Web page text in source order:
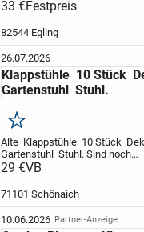
Farbe Mokkabraun. Die Stühle
jahrzehnte in kühlem Schuppen,
teils deutliche Kratzer und
Umzug...
33 €Festpreis
82544 Egling
26.07.2026
Klappstühle 10 Stück
Gartenstuhl Stuhl.
Merken
Alte Klappstühle 10 Stück
Gartenstuhl Stuhl. Sind noch
funktionsfähig.
BilderStückpreis 29 Euro pro
29 €VB
71101 Schönaich
10.06.2026 Partner-Anzeige